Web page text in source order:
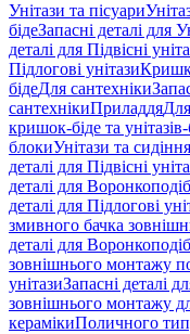
Унітази та пісуари
бідеЗапасні деталі для
деталі для Підвісні
Підлогові унітази
бідеДля сантехніки
сантехнікиПриладдя
кришок-біде та унітазів-
блокиУнітази та
деталі для Підвісні
деталі для
деталі для Підлогові
змивного бачка
деталі для
зовнішнього монтажу
унітазиЗапасні деталі
зовнішнього монтажу
керамікиПоличного